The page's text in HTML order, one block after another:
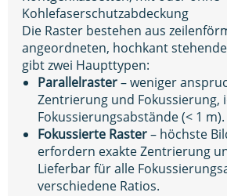
Kohlefaserschutzabdeckung
Die Raster bestehen aus
angeordneten, hochkant
gibt zwei Haupttypen:
Parallelraster– weniger
Zentrierung und Fokussierung,
Fokussierungsabstände (< 1 m).
Fokussierte Raster– höchste
erfordern exakte Zentrierung
Lieferbar für alle
verschiedene Ratios.